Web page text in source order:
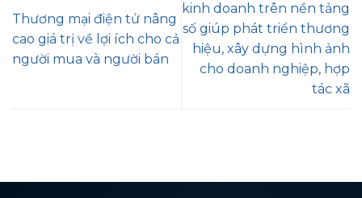
Thương mại điện tử nâng
cao giá trị về lợi ích cho cả
người mua và người bán
kinh doanh trên nền tảng
số giúp phát triển thương
hiệu, xây dựng hình ảnh
cho doanh nghiệp, hợp
tác xã